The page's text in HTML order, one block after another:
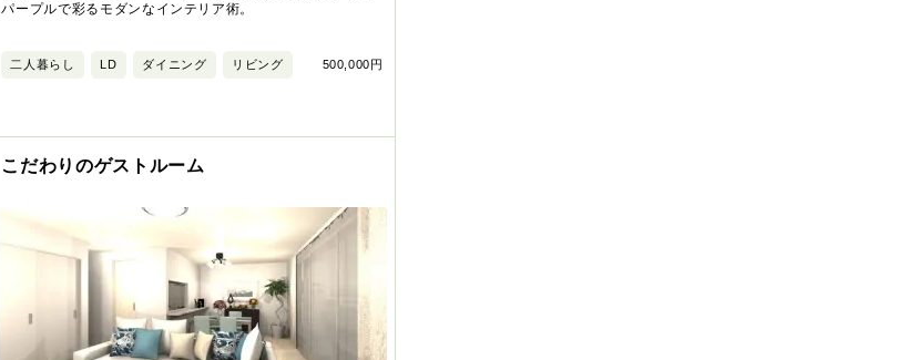
パープルで彩るモダンなインテリア術。
500,000円
二人暮らし LD ダイニング リビング
こだわりのゲストルーム